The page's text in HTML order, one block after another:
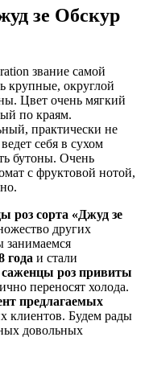
зе Обскур
звание самой
крупные, округлой
Цвет очень мягкий
по краям.
практически не
себя в сухом
бутоны. Очень
с фруктовой нотой,
роз сорта «Джуд зе
других
занимаемся
года и стали
саженцы роз привиты
переносят холода.
предлагаемых
клиентов. Будем рады
довольных